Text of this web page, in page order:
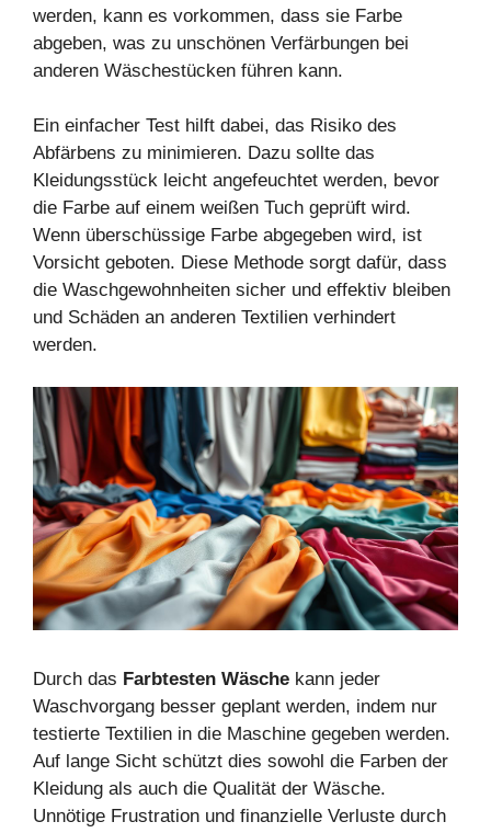
werden, kann es vorkommen, dass sie Farbe
abgeben, was zu unschönen Verfärbungen bei
anderen Wäschestücken führen kann.
Ein einfacher Test hilft dabei, das Risiko des
Abfärbens zu minimieren. Dazu sollte das
Kleidungsstück leicht angefeuchtet werden, bevor
die Farbe auf einem weißen Tuch geprüft wird.
Wenn überschüssige Farbe abgegeben wird, ist
Vorsicht geboten. Diese Methode sorgt dafür, dass
die Waschgewohnheiten sicher und effektiv bleiben
und Schäden an anderen Textilien verhindert
werden.
Durch das Farbtesten Wäsche kann jeder
Waschvorgang besser geplant werden, indem nur
testierte Textilien in die Maschine gegeben werden.
Auf lange Sicht schützt dies sowohl die Farben der
Kleidung als auch die Qualität der Wäsche.
Unnötige Frustration und finanzielle Verluste durch